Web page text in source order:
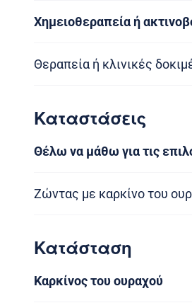
Χημειοθεραπεία ή
Θεραπεία ή κλινικές
Καταστάσεις
Θέλω να μάθω για τις
Ζώντας με καρκίνο του
Κατάσταση
Καρκίνος του ουραχού